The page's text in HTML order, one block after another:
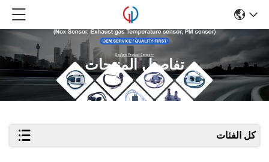
تفاصيل المنتجات
كل الفئات